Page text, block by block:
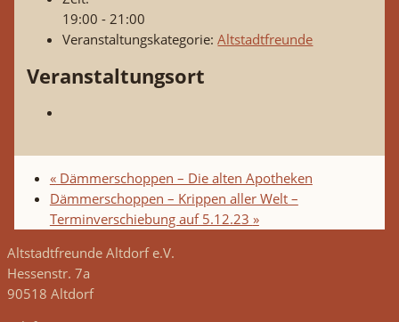
19:00 - 21:00
Veranstaltungskategorie: Altstadtfreunde
Veranstaltungsort
«Dämmerschoppen – Die alten Apotheken
Dämmerschoppen – Krippen aller Welt –
Terminverschiebung auf 5.12.23 »
Altstadtfreunde Altdorf e.V.
Hessenstr. 7a
90518 Altdorf